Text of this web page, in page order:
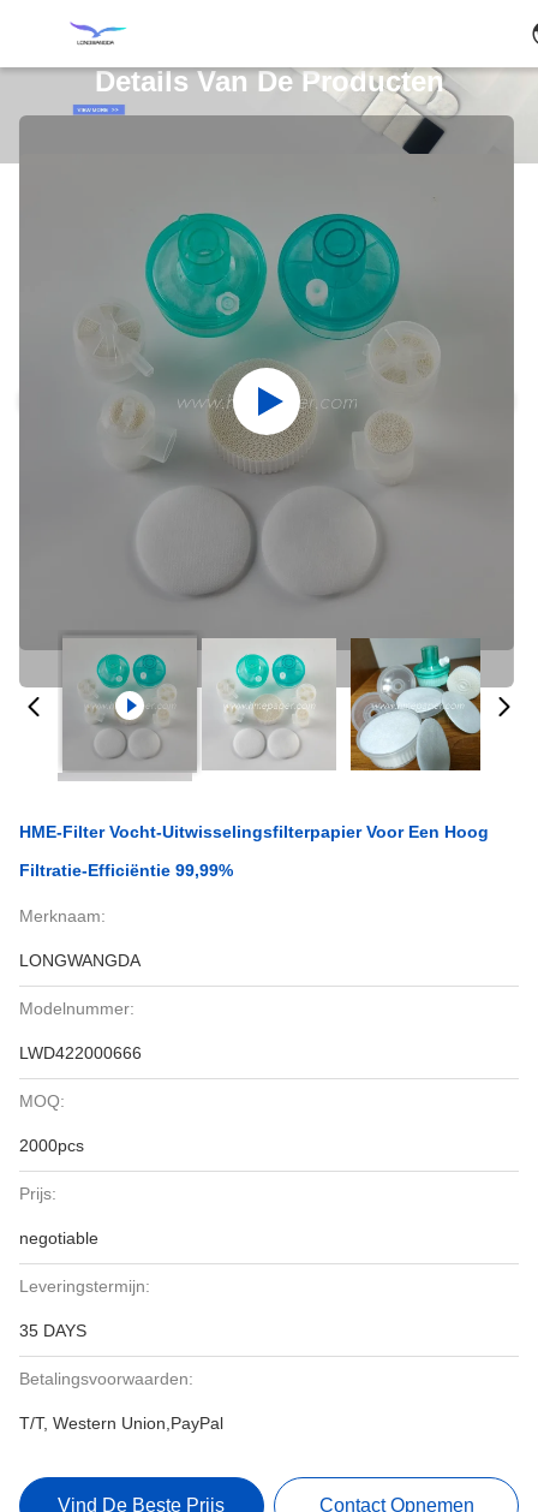
Details Van De Producten
HME-Filter Vocht-Uitwisselingsfilterpapier Voor Een Hoog
Filtratie-Efficiëntie 99,99%
Merknaam:
LONGWANGDA
Modelnummer:
LWD422000666
MOQ:
2000pcs
Prijs:
negotiable
Leveringstermijn:
35 DAYS
Betalingsvoorwaarden:
T/T, Western Union,PayPal
Vind De Beste Prijs Contact Opnemen